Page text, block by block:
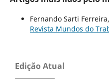
Fernando Sarti Ferreira,
Revista Mundos do
Edição Atual